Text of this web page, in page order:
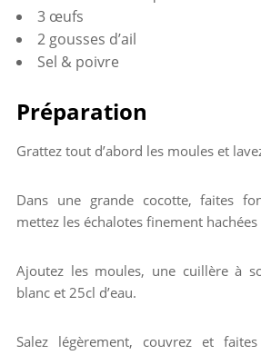
3 œufs
2 gousses d’ail
Sel & poivre
Préparation
Grattez tout d’abord les moules et
Dans une grande cocotte, faites
mettez les échalotes finement
Ajoutez les moules, une cuillère à
blanc et 25cl d’eau.
Salez légèrement, couvrez et